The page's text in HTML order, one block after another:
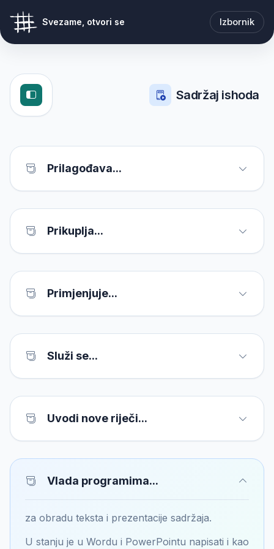
Svezame, otvori se Izbornik
Sadržaj ishoda
Prilagođava...
Prikuplja...
Primjenjuje...
Služi se...
Uvodi nove riječi...
Vlada programima...
za obradu teksta i prezentacije sadržaja.
U stanju je u Wordu i PowerPointu napisati i kao